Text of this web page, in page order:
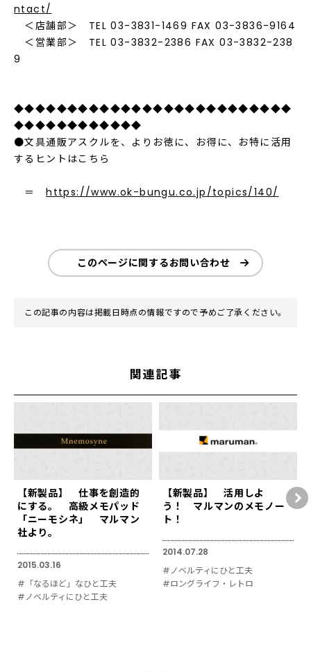
ntact/
＜店舗部＞ TEL 03-3831-1469 FAX 03-3836-9164
＜営業部＞ TEL 03-3832-2386 FAX 03-3832-238
9
◆◆◆◆◆◆◆◆◆◆◆◆◆◆◆◆◆◆◆◆◆◆◆◆◆◆
◆◆◆◆◆◆◆◆◆◆◆◆
●文具通販アスクルを、よりお徳に、お得に、お特に活用
するヒントはこちら
＝https://www.ok-bungu.co.jp/topics/140/
このページに関するお問い合わせ
この記事の内容は掲載日時点の情報ですので予めご了承ください。
関連記事
【新製品】 仕事を創造的
にする。 高級メモパッド
「ニーモシネ」 マルマン
社より。
2015.03.16
#「なるほど」なひと工夫
#ノベルティにひと工夫
【新製品】 活用しよ
う！ マルマンのメモノー
ト！
2014.07.28
#ノベルティにひと工夫
#ロングライフ・レトロ